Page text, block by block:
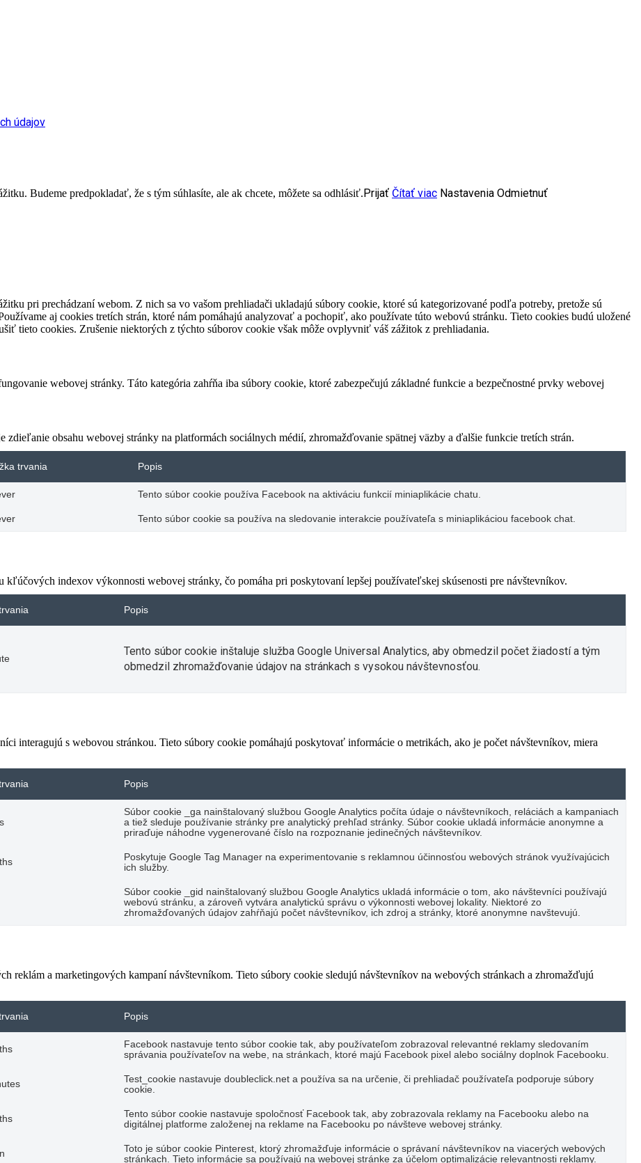
údajov
Budeme predpokladať, že s tým súhlasíte, ale ak chcete, môžete sa odhlásiť.Prijať Čítať viac Nastavenia Odmietnuť
pri prechádzaní webom. Z nich sa vo vašom prehliadači ukladajú súbory cookie, ktoré sú kategorizované podľa potreby, pretože sú
aj cookies tretích strán, ktoré nám pomáhajú analyzovať a pochopiť, ako používate túto webovú stránku. Tieto cookies budú uložené
tieto cookies. Zrušenie niektorých z týchto súborov cookie však môže ovplyvniť váš zážitok z prehliadania.
webovej stránky. Táto kategória zahŕňa iba súbory cookie, ktoré zabezpečujú základné funkcie a bezpečnostné prvky webovej
obsahu webovej stránky na platformách sociálnych médií, zhromažďovanie spätnej väzby a ďalšie funkcie tretích strán.
trvania Popis
Tento súbor cookie používa Facebook na aktiváciu funkcií miniaplikácie chatu.
Tento súbor cookie sa používa na sledovanie interakcie používateľa s miniaplikáciou facebook chat.
kľúčových indexov výkonnosti webovej stránky, čo pomáha pri poskytovaní lepšej používateľskej skúsenosti pre návštevníkov.
Popis
Tento súbor cookie inštaluje služba Google Universal Analytics, aby obmedzil počet žiadostí a tým
obmedzil zhromažďovanie údajov na stránkach s vysokou návštevnosťou.
interagujú s webovou stránkou. Tieto súbory cookie pomáhajú poskytovať informácie o metrikách, ako je počet návštevníkov, miera
Popis
Súbor cookie _ga nainštalovaný službou Google Analytics počíta údaje o návštevníkoch, reláciách a kampaniach
a tiež sleduje používanie stránky pre analytický prehľad stránky. Súbor cookie ukladá informácie anonymne a
priraďuje náhodne vygenerované číslo na rozpoznanie jedinečných návštevníkov.
Poskytuje Google Tag Manager na experimentovanie s reklamnou účinnosťou webových stránok využívajúcich
ich služby.
Súbor cookie _gid nainštalovaný službou Google Analytics ukladá informácie o tom, ako návštevníci používajú
webovú stránku, a zároveň vytvára analytickú správu o výkonnosti webovej lokality. Niektoré zo
zhromažďovaných údajov zahŕňajú počet návštevníkov, ich zdroj a stránky, ktoré anonymne navštevujú.
reklám a marketingových kampaní návštevníkom. Tieto súbory cookie sledujú návštevníkov na webových stránkach a zhromažďujú
Popis
Facebook nastavuje tento súbor cookie tak, aby používateľom zobrazoval relevantné reklamy sledovaním
správania používateľov na webe, na stránkach, ktoré majú Facebook pixel alebo sociálny doplnok Facebooku.
Test_cookie nastavuje doubleclick.net a používa sa na určenie, či prehliadač používateľa podporuje súbory
cookie.
Tento súbor cookie nastavuje spoločnosť Facebook tak, aby zobrazovala reklamy na Facebooku alebo na
digitálnej platforme založenej na reklame na Facebooku po návšteve webovej stránky.
Toto je súbor cookie Pinterest, ktorý zhromažďuje informácie o správaní návštevníkov na viacerých webových
stránkach. Tieto informácie sa používajú na webovej stránke za účelom optimalizácie relevantnosti reklamy.